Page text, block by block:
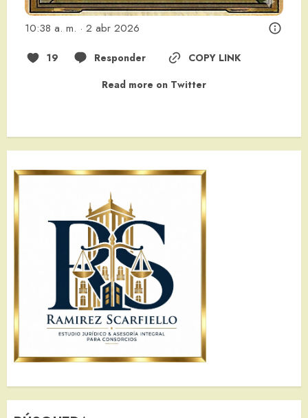
10:38 a. m. · 2 abr 2026
19 Responder
COPY LINK
Read more on Twitter